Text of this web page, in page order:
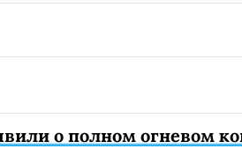
о полном огневом